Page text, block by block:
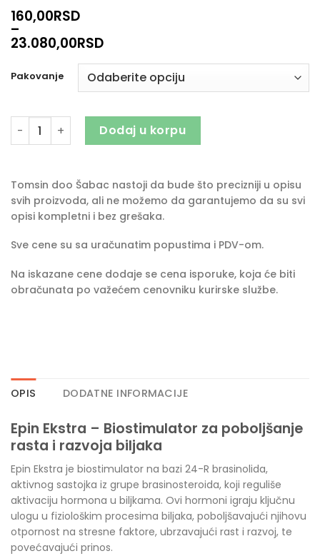
160,00RSD
–
23.080,00RSD
Pakovanje
Epin Ekstra količinaDodaj u korpu
Tomsin doo Šabac nastoji da bude što precizniji u opisu
svih proizvoda, ali ne možemo da garantujemo da su svi
opisi kompletni i bez grešaka.
Sve cene su sa uračunatim popustima i PDV-om.
Na iskazane cene dodaje se cena isporuke, koja će biti
obračunata po važećem cenovniku kurirske službe.
OPIS DODATNE INFORMACIJE
Epin Ekstra – Biostimulator za poboljšanje
rasta i razvoja biljaka
Epin Ekstra je biostimulator na bazi 24-R brasinolida,
aktivnog sastojka iz grupe brasinosteroida, koji reguliše
aktivaciju hormona u biljkama. Ovi hormoni igraju ključnu
ulogu u fiziološkim procesima biljaka, poboljšavajući njihovu
otpornost na stresne faktore, ubrzavajući rast i razvoj, te
povećavajući prinos.